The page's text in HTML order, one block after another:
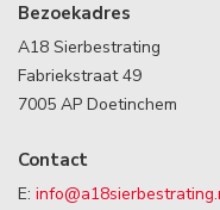
Bezoekadres
A18 Sierbestrating
Fabriekstraat 49
7005 AP Doetinchem
Contact
E: